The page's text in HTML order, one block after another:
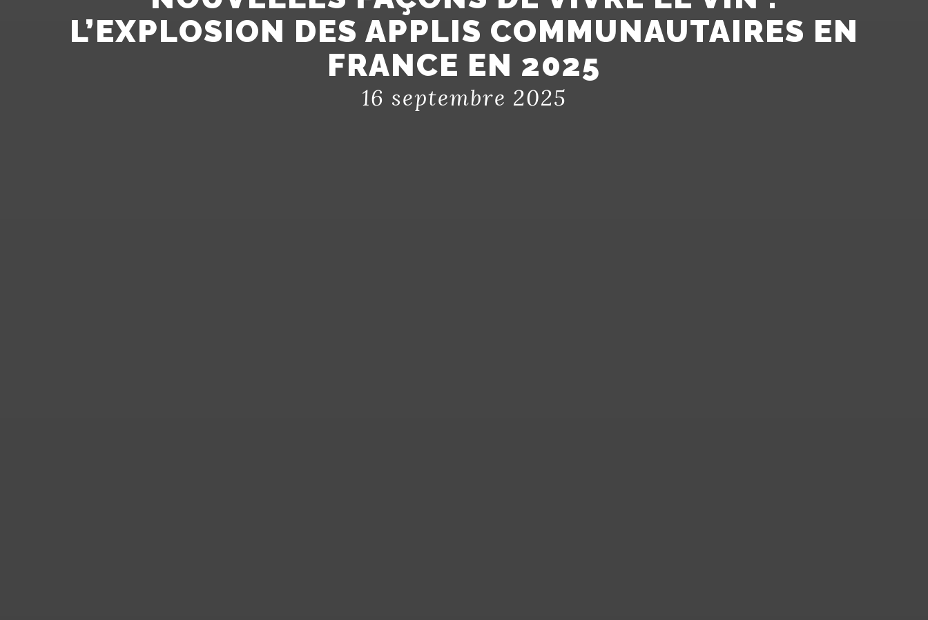
L’EXPLOSION DES APPLIS COMMUNAUTAIRES EN
FRANCE EN 2025
16 septembre 2025